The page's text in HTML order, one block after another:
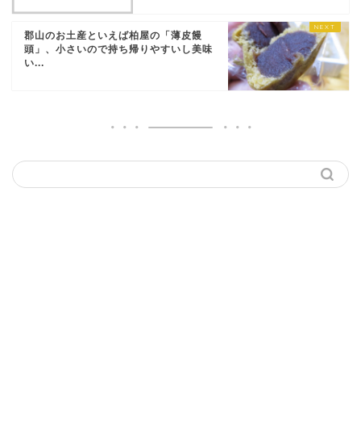
郡山のお土産といえば柏屋の「薄皮饅
頭」、小さいので持ち帰りやすいし美味
い...